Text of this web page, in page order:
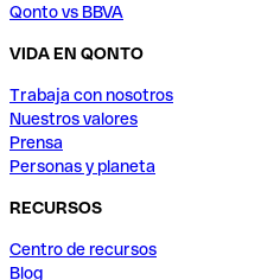
Qonto vs BBVA
VIDA EN QONTO
Trabaja con nosotros
Nuestros valores
Prensa
Personas y planeta
RECURSOS
Centro de recursos
Blog